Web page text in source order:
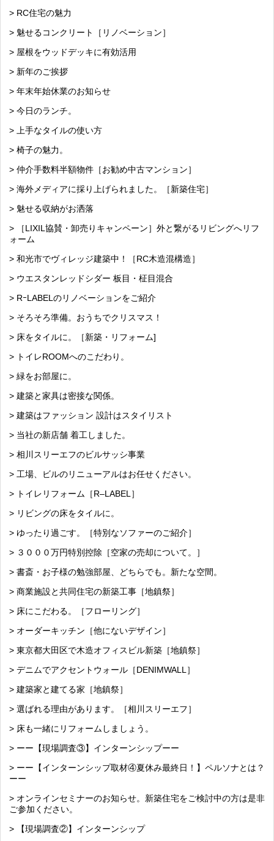
> RC住宅の魅力
> 魅せるコンクリート［リノベーション］
> 屋根をウッドデッキに有効活用
> 新年のご挨拶
> 年末年始休業のお知らせ
> 今日のランチ。
> 上手なタイルの使い方
> 椅子の魅力。
> 仲介手数料半額物件［お勧め中古マンション］
> 海外メディアに採り上げられました。［新築住宅］
> 魅せる収納がお洒落
> ［LIXIL協賛・卸売りキャンペーン］外と繋がるリビングへリフ
ォーム
> 和光市でヴィレッジ建築中！［RC木造混構造］
> ウエスタンレッドシダー 板目・柾目混合
> RｰLABELのリノベーションをご紹介
> そろそろ準備。おうちでクリスマス！
> 床をタイルに。［新築・リフォーム]
> トイレROOMへのこだわり。
> 緑をお部屋に。
> 建築と家具は密接な関係。
> 建築はファッション 設計はスタイリスト
> 当社の新店舗 着工しました。
> 相川スリーエフのビルサッシ事業
> 工場、ビルのリニューアルはお任せください。
> トイレリフォーム［R–LABEL］
> リビングの床をタイルに。
> ゆったり過ごす。［特別なソファーのご紹介］
> ３０００万円特別控除［空家の売却について。］
> 書斎・お子様の勉強部屋、どちらでも。新たな空間。
> 商業施設と共同住宅の新築工事［地鎮祭］
> 床にこだわる。［フローリング］
> オーダーキッチン［他にないデザイン］
> 東京都大田区で木造オフィスビル新築［地鎮祭］
> デニムでアクセントウォール［DENIMWALL］
> 建築家と建てる家［地鎮祭］
> 選ばれる理由があります。［相川スリーエフ］
> 床も一緒にリフォームしましょう。
> ーー【現場調査③】インターンシップーー
> ーー【インターンシップ取材④夏休み最終日！】ペルソナとは？
ーー
> オンラインセミナーのお知らせ。新築住宅をご検討中の方は是非
ご参加ください。
> 【現場調査②】インターンシップ